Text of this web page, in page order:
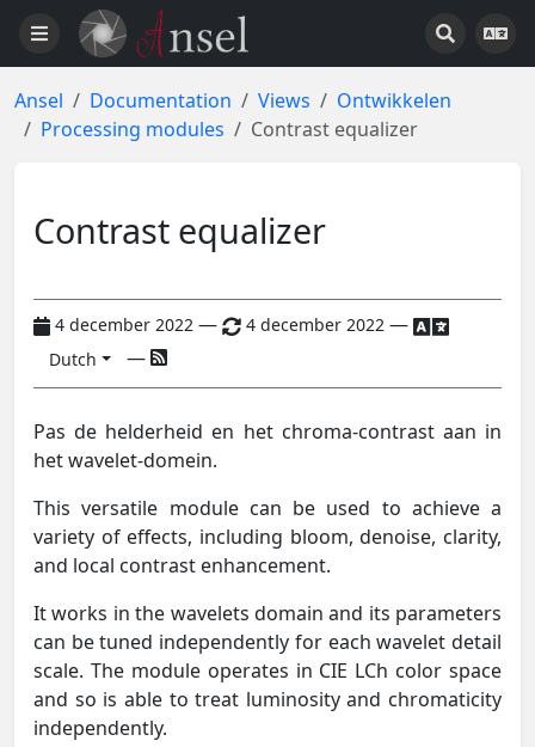
Ansel Documentation Views
Ontwikkelen
Processing modules
Contrast equalizer
Contrast equalizer
4 december 2022 — 4 december 2022 —
Dutch —
Pas de helderheid en het chroma-contrast aan in
het wavelet-domein.
This versatile module can be used to achieve a
variety of effects, including bloom, denoise, clarity,
and local contrast enhancement.
It works in the wavelets domain and its parameters
can be tuned independently for each wavelet detail
scale. The module operates in CIE LCh color space
and so is able to treat luminosity and chromaticity
independently.